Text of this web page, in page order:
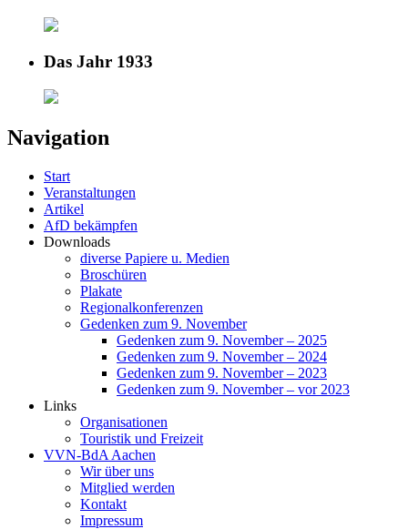
Das Jahr 1933
Navigation
Start
Veranstaltungen
Artikel
AfD bekämpfen
Downloads
diverse Papiere u. Medien
Broschüren
Plakate
Regionalkonferenzen
Gedenken zum 9. November
Gedenken zum 9. November – 2025
Gedenken zum 9. November – 2024
Gedenken zum 9. November – 2023
Gedenken zum 9. November – vor 2023
Links
Organisationen
Touristik und Freizeit
VVN-BdA Aachen
Wir über uns
Mitglied werden
Kontakt
Impressum